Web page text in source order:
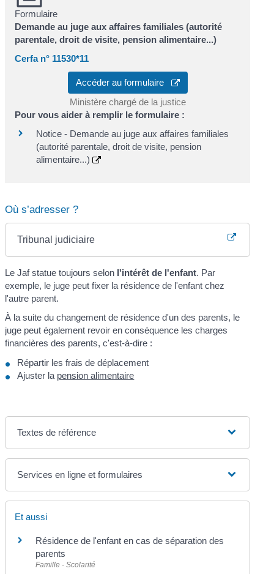
Formulaire
Demande au juge aux affaires familiales (autorité
parentale, droit de visite, pension alimentaire...)
Cerfa n° 11530*11
Accéder au formulaire
Ministère chargé de la justice
Pour vous aider à remplir le formulaire :
Notice - Demande au juge aux affaires familiales
(autorité parentale, droit de visite, pension
alimentaire...)
Où s’adresser ?
Tribunal judiciaire
Le Jaf statue toujours selon l'intérêt de l'enfant. Par
exemple, le juge peut fixer la résidence de l'enfant chez
l'autre parent.
À la suite du changement de résidence d'un des parents, le
juge peut également revoir en conséquence les charges
financières des parents, c'est-à-dire :
Répartir les frais de déplacement
Ajuster la pension alimentaire
Textes de référence
Services en ligne et formulaires
Et aussi
Résidence de l'enfant en cas de séparation des
parents
Famille - Scolarité